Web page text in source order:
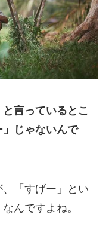
言っているとこ
じゃないんで
「すげー」とい
んですよね。